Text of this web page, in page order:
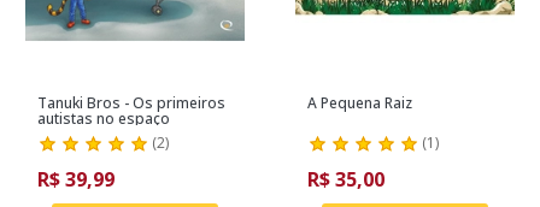
Tanuki Bros - Os primeiros
autistas no espaço
(2)
R$ 39,99
A Pequena Raiz
(1)
R$ 35,00